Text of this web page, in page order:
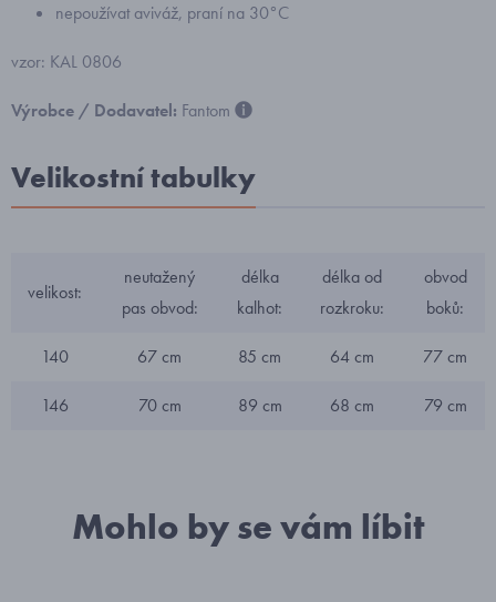
nepoužívat aviváž, praní na 30°C
vzor: KAL 0806
Výrobce / Dodavatel: Fantom
Velikostní tabulky
velikost:
neutažený
pas obvod:
délka
kalhot:
délka od
rozkroku:
obvod
boků:
140 67 cm 85 cm 64 cm 77 cm
146 70 cm 89 cm 68 cm 79 cm
Mohlo by se vám líbit